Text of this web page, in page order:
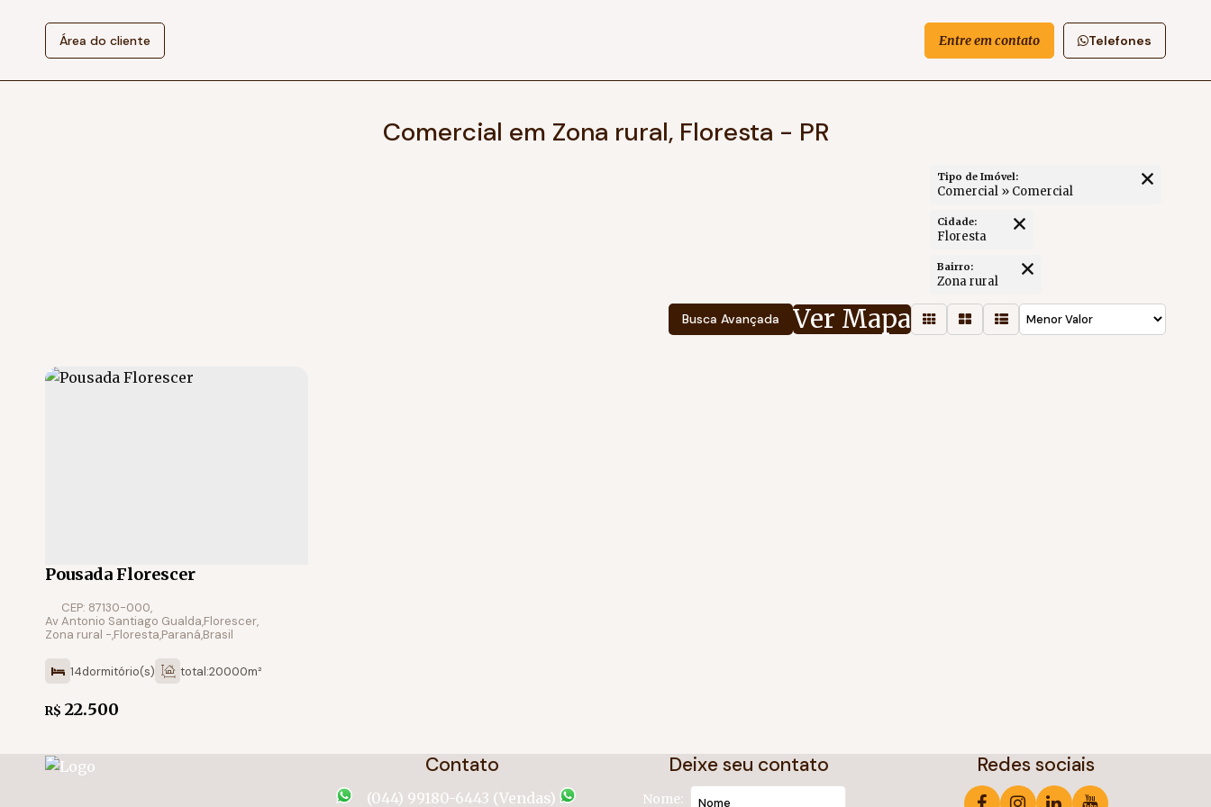
Telefones
Entre em contato
Área do cliente
Comercial em Zona rural, Floresta - PR
Tipo de Imóvel:
Comercial » Comercial
Cidade:
Floresta
Bairro:
Zona rural
Busca Avançada Ver Mapa
Pousada Florescer
R$ 22.500
CEP: 87130-000,
Av Antonio Santiago Gualda,Florescer,
Zona rural
,Floresta,Paraná,Brasil
14dormitório(s) total:20000m²
Contato
(044) 99180-6443 (Vendas)
Deixe seu contato
Nome:
Redes sociais